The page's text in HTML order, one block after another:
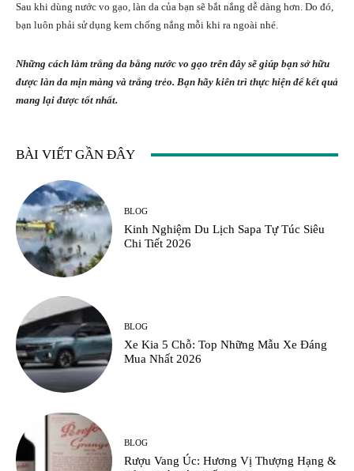
Sau khi dùng nước vo gạo, làn da của bạn sẽ bắt nắng dễ dàng hơn. Do đó,
bạn luôn phải sử dụng kem chống nắng mỗi khi ra ngoài nhé.
Những cách làm trắng da bằng nước vo gạo trên đây sẽ giúp bạn sở hữu
được làn da mịn màng và trắng trẻo. Bạn hãy kiên trì thực hiện để kết quả
mang lại được tốt nhất.
BÀI VIẾT GẦN ĐÂY
BLOG
Kinh Nghiệm Du Lịch Sapa Tự Túc Siêu
Chi Tiết 2026
BLOG
Xe Kia 5 Chỗ: Top Những Mẫu Xe Đáng
Mua Nhất 2026
BLOG
Rượu Vang Úc: Hương Vị Thượng Hạng &